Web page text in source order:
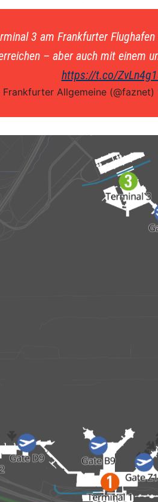
3 am Frankfurter
– aber auch mit einem
https://t.co/
Allgemeine (@faznet)